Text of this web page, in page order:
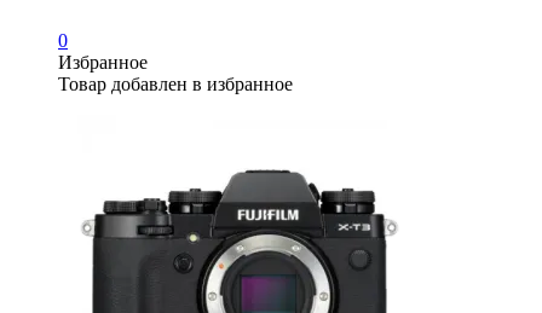
0
Избранное
Товар добавлен в избранное